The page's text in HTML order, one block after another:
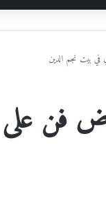
في بيت نجم الدين
فن